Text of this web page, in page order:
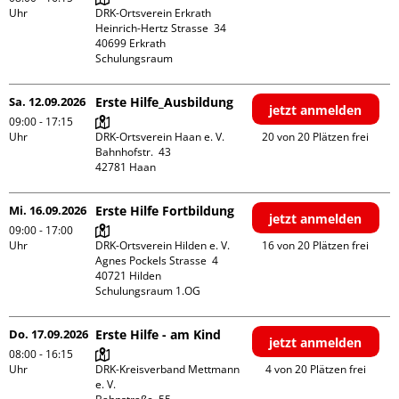
Uhr
DRK-Ortsverein Erkrath
Heinrich-Hertz Strasse  34
40699 Erkrath
Schulungsraum
Sa. 12.09.2026
09:00 - 17:15
Uhr
Erste Hilfe_Ausbildung
DRK-Ortsverein Haan e. V.
Bahnhofstr.  43
jetzt anmelden
20 von 20 Plätzen frei
Mi. 16.09.2026
09:00 - 17:00
Uhr
Erste Hilfe Fortbildung
DRK-Ortsverein Hilden e. V.
Agnes Pockels Strasse  4
40721 Hilden
Schulungsraum 1.OG
jetzt anmelden
16 von 20 Plätzen frei
Do. 17.09.2026
08:00 - 16:15
Uhr
Erste Hilfe - am Kind
DRK-Kreisverband Mettmann
e. V.
jetzt anmelden
4 von 20 Plätzen frei